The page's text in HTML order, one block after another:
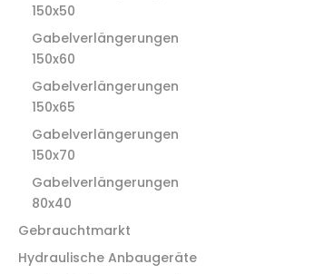
150x50
Gabelverlängerungen
150x60
Gabelverlängerungen
150x65
Gabelverlängerungen
150x70
Gabelverlängerungen
80x40
Gebrauchtmarkt
Hydraulische Anbaugeräte